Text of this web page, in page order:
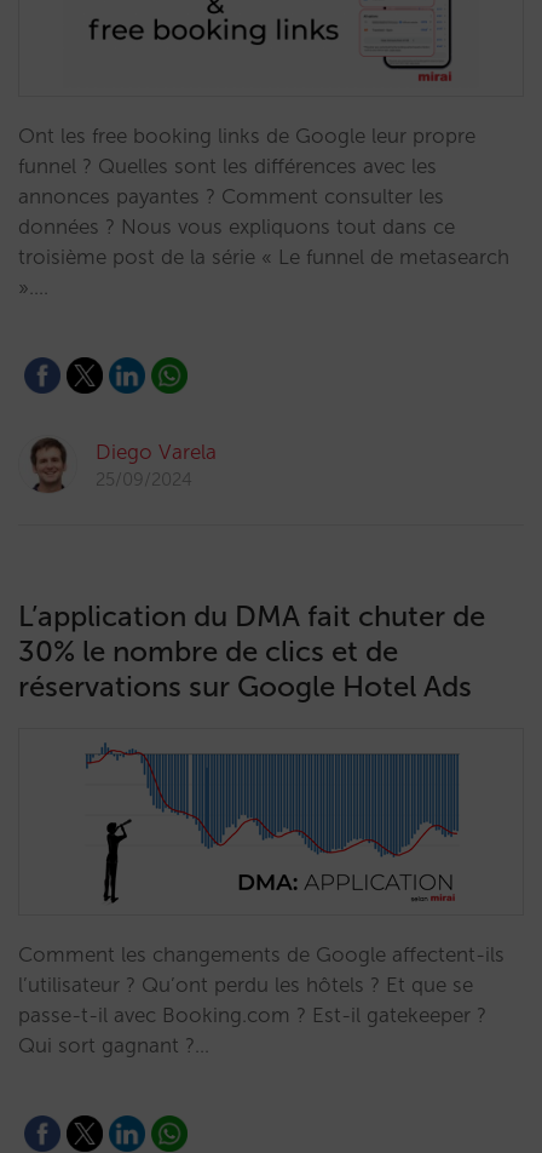
Ont les free booking links de Google leur propre
funnel ? Quelles sont les différences avec les
annonces payantes ? Comment consulter les
données ? Nous vous expliquons tout dans ce
troisième post de la série « Le funnel de metasearch
».…
Diego Varela
25/09/2024
L’application du DMA fait chuter de
30% le nombre de clics et de
réservations sur Google Hotel Ads
Comment les changements de Google affectent-ils
l’utilisateur ? Qu’ont perdu les hôtels ? Et que se
passe-t-il avec Booking.com ? Est-il gatekeeper ?
Qui sort gagnant ?…